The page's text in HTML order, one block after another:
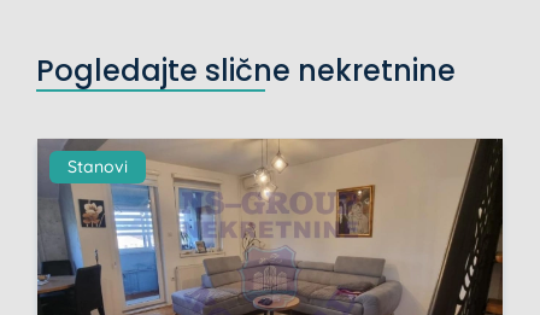
Pogledajte slične nekretnine
Stanovi